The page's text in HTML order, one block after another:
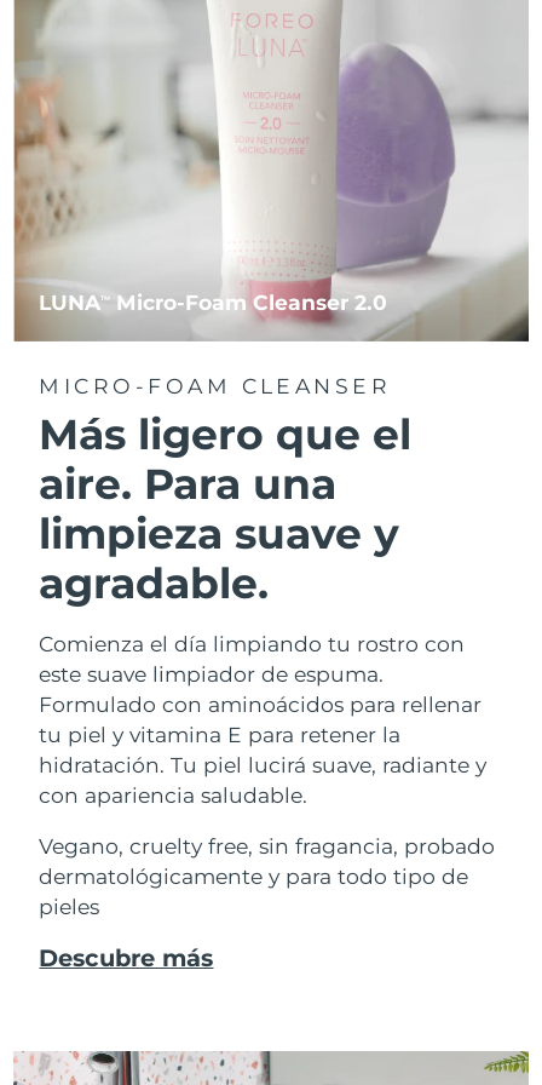
LUNATM Micro-Foam Cleanser 2.0
MICRO-FOAM CLEANSER
Más ligero que el
aire. Para una
limpieza suave y
agradable.
Comienza el día limpiando tu rostro con
este suave limpiador de espuma.
Formulado con aminoácidos para rellenar
tu piel y vitamina E para retener la
hidratación. Tu piel lucirá suave, radiante y
con apariencia saludable.
Vegano, cruelty free, sin fragancia, probado
dermatológicamente y para todo tipo de
pieles
Descubre más